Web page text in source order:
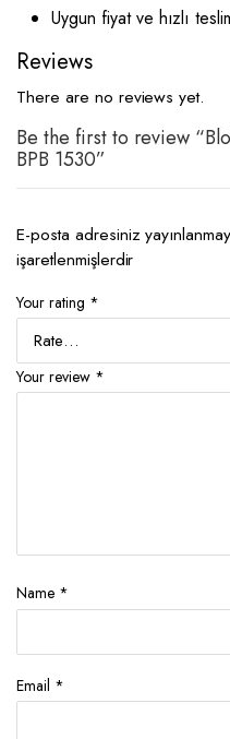
Uygun fiyat ve hızlı
Reviews
There are no reviews yet.
Be the first to review
BPB 1530”
E-posta adresiniz
işaretlenmişlerdir
Your rating *
Your review *
Name *
Email *